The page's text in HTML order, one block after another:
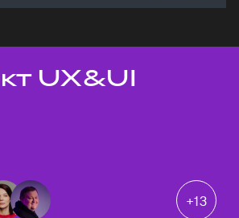
UX&UI
+13